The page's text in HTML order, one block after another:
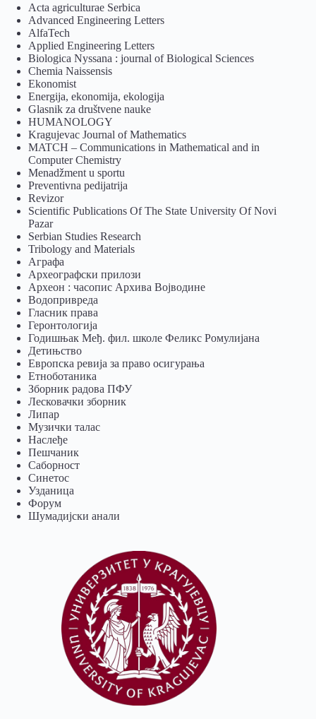
Acta agriculturae Serbica
Advanced Engineering Letters
AlfaTech
Applied Engineering Letters
Biologica Nyssana : journal of Biological Sciences
Chemia Naissensis
Ekonomist
Energija, ekonomija, ekologija
Glasnik za društvene nauke
HUMANOLOGY
Kragujevac Journal of Mathematics
MATCH – Communications in Mathematical and in
Computer Chemistry
Menadžment u sportu
Preventivna pedijatrija
Revizor
Scientific Publications Of The State University Of Novi
Pazar
Serbian Studies Research
Tribology and Materials
Аграфа
Археографски прилози
Археон : часопис Архива Војводине
Водопривреда
Гласник права
Геронтологија
Годишњак Међ. фил. школе Феликс Ромулијана
Детињство
Европска ревија за право осигурања
Eтноботаника
Зборник радова ПФУ
Лесковачки зборник
Липар
Музички талас
Наслеђе
Пешчаник
Саборност
Синетос
Узданица
Форум
Шумадијски анали